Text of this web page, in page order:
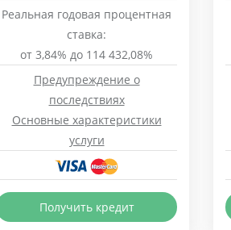
Реальная годовая процентная
ставка:
от 3,84% до 114 432,08%
Предупреждение о
последствиях
Основные характеристики
услуги
Получить кредит